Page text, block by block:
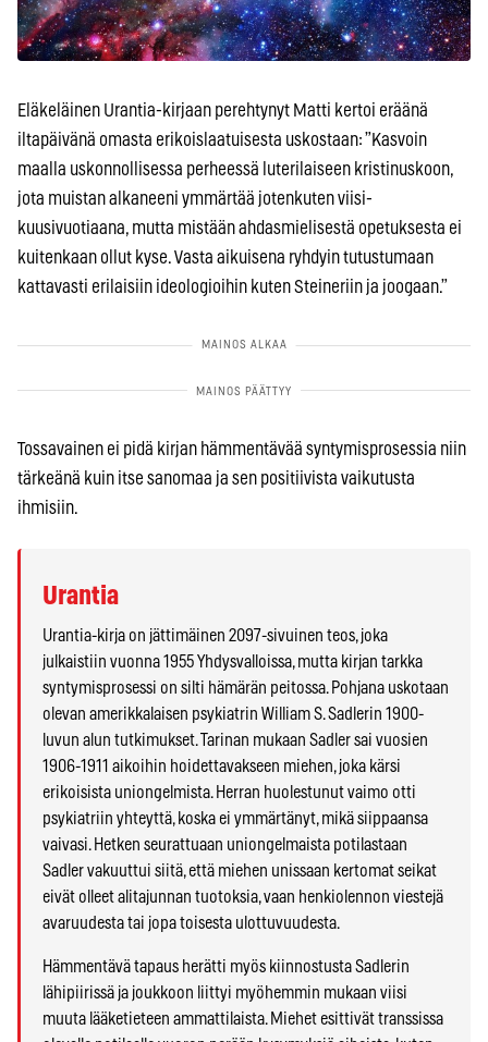
Eläkeläinen Urantia-kirjaan perehtynyt Matti kertoi eräänä
iltapäivänä omasta erikoislaatuisesta uskostaan: ”Kasvoin
maalla uskonnollisessa perheessä luterilaiseen kristinuskoon,
jota muistan alkaneeni ymmärtää jotenkuten viisi-
kuusivuotiaana, mutta mistään ahdasmielisestä opetuksesta ei
kuitenkaan ollut kyse. Vasta aikuisena ryhdyin tutustumaan
kattavasti erilaisiin ideologioihin kuten Steineriin ja joogaan.”
Tossavainen ei pidä kirjan hämmentävää syntymisprosessia niin
tärkeänä kuin itse sanomaa ja sen positiivista vaikutusta
ihmisiin.
Urantia
Urantia-kirja on jättimäinen 2097-sivuinen teos, joka
julkaistiin vuonna 1955 Yhdysvalloissa, mutta kirjan tarkka
syntymisprosessi on silti hämärän peitossa. Pohjana uskotaan
olevan amerikkalaisen psykiatrin William S. Sadlerin 1900-
luvun alun tutkimukset. Tarinan mukaan Sadler sai vuosien
1906-1911 aikoihin hoidettavakseen miehen, joka kärsi
erikoisista uniongelmista. Herran huolestunut vaimo otti
psykiatriin yhteyttä, koska ei ymmärtänyt, mikä siippaansa
vaivasi. Hetken seurattuaan uniongelmaista potilastaan
Sadler vakuuttui siitä, että miehen unissaan kertomat seikat
eivät olleet alitajunnan tuotoksia, vaan henkiolennon viestejä
avaruudesta tai jopa toisesta ulottuvuudesta.
Hämmentävä tapaus herätti myös kiinnostusta Sadlerin
lähipiirissä ja joukkoon liittyi myöhemmin mukaan viisi
muuta lääketieteen ammattilaista. Miehet esittivät transsissa